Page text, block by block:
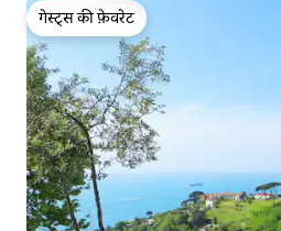
गेस्ट्स की फ़ेवरेट
गेस्ट्स की फ़ेवरेट